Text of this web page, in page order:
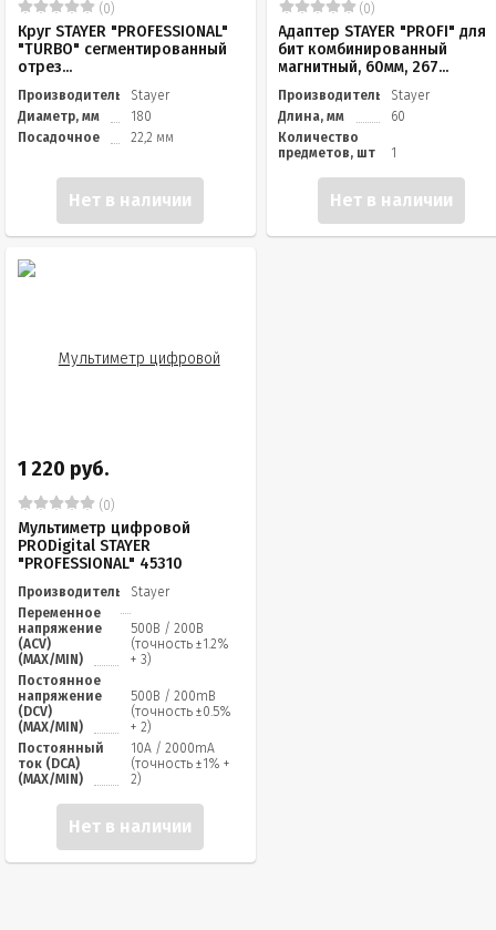
(0)
Круг STAYER "PROFESSIONAL"
"TURBO" сегментированный
отрез...
Производитель
Stayer
Диаметр, мм
180
Посадочное
22,2 мм
Нет в наличии
(0)
Адаптер STAYER "PROFI" для
бит комбинированный
магнитный, 60мм, 267...
Производитель
Stayer
Длина, мм
60
Количество
предметов, шт
1
Нет в наличии
1 220 руб.
(0)
Мультиметр цифровой
PRODigital STAYER
"PROFESSIONAL" 45310
Производитель
Stayer
Переменное
напряжение
(ACV)
(MAX/MIN)
500В / 200В
(точность ±1.2%
+ 3)
Постоянное
напряжение
(DCV)
(MAX/MIN)
500В / 200mВ
(точность ±0.5%
+ 2)
Постоянный
ток (DCA)
(MAX/MIN)
10A / 2000mA
(точность ±1% +
2)
Нет в наличии